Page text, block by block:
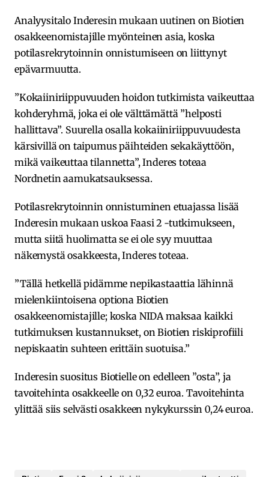
Analyysitalo Inderesin mukaan uutinen on Biotien
osakkeenomistajille myönteinen asia, koska
potilasrekrytoinnin onnistumiseen on liittynyt
epävarmuutta.
”Kokaiiniriippuvuuden hoidon tutkimista vaikeuttaa
kohderyhmä, joka ei ole välttämättä ”helposti
hallittava”. Suurella osalla kokaiiniriippuvuudesta
kärsivillä on taipumus päihteiden sekakäyttöön,
mikä vaikeuttaa tilannetta”, Inderes toteaa
Nordnetin aamukatsauksessa.
Potilasrekrytoinnin onnistuminen etuajassa lisää
Inderesin mukaan uskoa Faasi 2 -tutkimukseen,
mutta siitä huolimatta se ei ole syy muuttaa
näkemystä osakkeesta, Inderes toteaa.
”Tällä hetkellä pidämme nepikastaattia lähinnä
mielenkiintoisena optiona Biotien
osakkeenomistajille; koska NIDA maksaa kaikki
tutkimuksen kustannukset, on Biotien riskiprofiili
nepiskaatin suhteen erittäin suotuisa.”
Inderesin suositus Biotielle on edelleen ”osta”, ja
tavoitehinta osakkeelle on 0,32 euroa. Tavoitehinta
ylittää siis selvästi osakkeen nykykurssin 0,24 euroa.